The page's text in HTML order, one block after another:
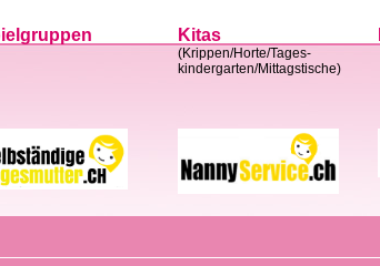
Kitas
(Krippen/Horte/Tages-
kindergarten/Mittagstische)